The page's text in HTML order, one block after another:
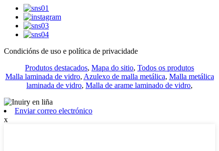
Condicións de uso e política de privacidade
Produtos destacados, Mapa do sitio, Todos os produtos
Malla laminada de vidro, Azulexo de malla metálica, Malla metálica
laminada de vidro, Malla de arame laminado de vidro,
Enviar correo electrónico
x